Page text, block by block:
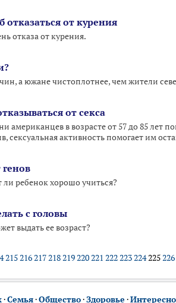
от курения
отказа от курения.
а южане чистоплотнее, чем жители
от секса
американцев в возрасте от 57 до 85 лет
сексуальная активность помогает им
генов
ребенок хорошо учиться?
с головы
выдать ее возраст?
215216217218219220221 222223224225226
·Семья·Общество·Здоровье ·